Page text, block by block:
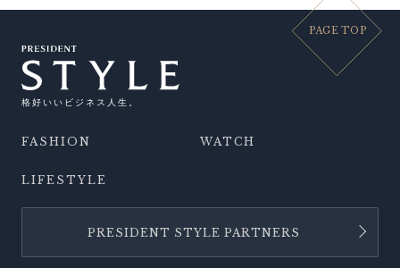
PAGE TOP
格好いいビジネス人生。
FASHION WATCH
LIFESTYLE
PRESIDENT STYLE PARTNERS